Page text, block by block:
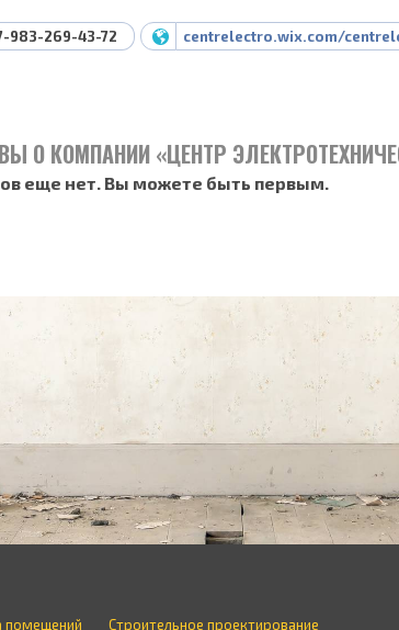
983-269-43-72 centrelectro.wix.com/
О КОМПАНИИ «ЦЕНТР
еще нет. Вы можете быть первым.
помещений Строительное проектирование